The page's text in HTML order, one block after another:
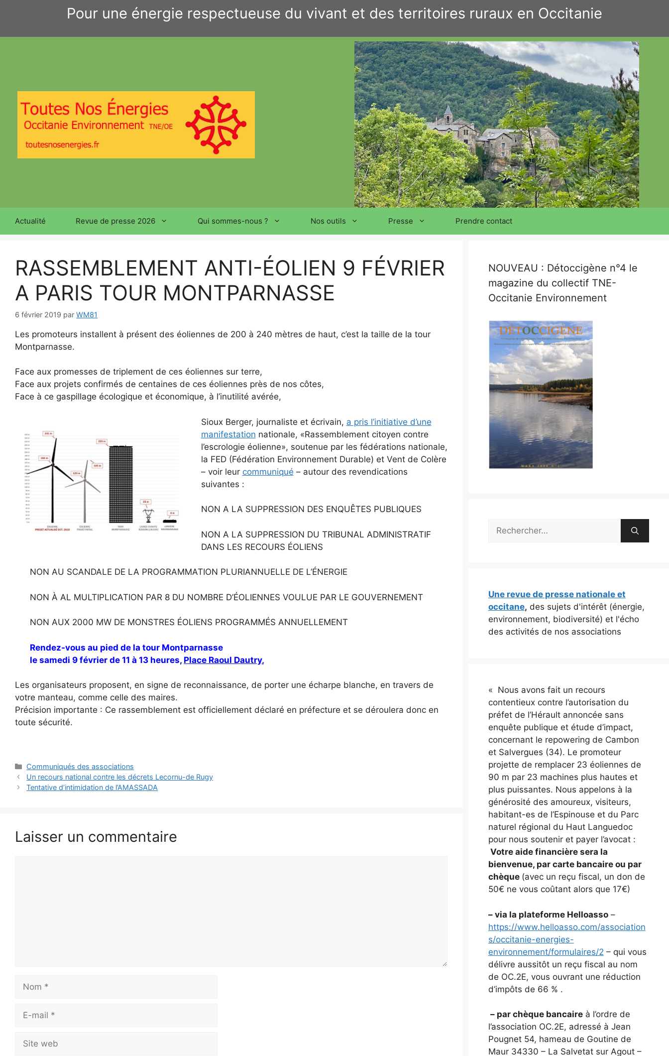
Pour une énergie respectueuse du vivant et des territoires ruraux en Occitanie
Actualité Revue de presse 2026 Qui sommes-nous ? Nos outils Presse Prendre contact
RASSEMBLEMENT ANTI-ÉOLIEN 9 FÉVRIER
A PARIS TOUR MONTPARNASSE
6 février 2019 par WM81
Les promoteurs installent à présent des éoliennes de 200 à 240 mètres de haut, c’est la taille de la tour
Montparnasse.
Face aux promesses de triplement de ces éoliennes sur terre,
Face aux projets confirmés de centaines de ces éoliennes près de nos côtes,
Face à ce gaspillage écologique et économique, à l’inutilité avérée,
Sioux Berger, journaliste et écrivain, a pris l’initiative d’une
manifestation nationale, «Rassemblement citoyen contre
l’escrologie éolienne», soutenue par les fédérations nationale,
la FED (Fédération Environnement Durable) et Vent de Colère
– voir leur communiqué – autour des revendications
suivantes :
NON A LA SUPPRESSION DES ENQUÊTES PUBLIQUES
NON A LA SUPPRESSION DU TRIBUNAL ADMINISTRATIF
DANS LES RECOURS ÉOLIENS
NON AU SCANDALE DE LA PROGRAMMATION PLURIANNUELLE DE L’ÉNERGIE
NON À AL MULTIPLICATION PAR 8 DU NOMBRE D’ÉOLIENNES VOULUE PAR LE GOUVERNEMENT
NON AUX 2000 MW DE MONSTRES ÉOLIENS PROGRAMMÉS ANNUELLEMENT
Rendez-vous au pied de la tour Montparnasse
le samedi 9 février de 11 à 13 heures, Place Raoul Dautry,
Les organisateurs proposent, en signe de reconnaissance, de porter une écharpe blanche, en travers de
votre manteau, comme celle des maires.
Précision importante : Ce rassemblement est officiellement déclaré en préfecture et se déroulera donc en
toute sécurité.
Catégories
Communiqués des associations
Un recours national contre les décrets Lecornu-de Rugy
Tentative d’intimidation de l’AMASSADA
Laisser un commentaire
mail
web
NOUVEAU : Détoccigène n°4 le
magazine du collectif TNE-
Occitanie Environnement
Rechercher :
Une revue de presse nationale et
occitane, des sujets d'intérêt (énergie,
environnement, biodiversité) et l'écho
des activités de nos associations
« Nous avons fait un recours
contentieux contre l’autorisation du
préfet de l’Hérault annoncée sans
enquête publique et étude d’impact,
concernant le repowering de Cambon
et Salvergues (34). Le promoteur
projette de remplacer 23 éoliennes de
90 m par 23 machines plus hautes et
plus puissantes. Nous appelons à la
générosité des amoureux, visiteurs,
habitant-es de l’Espinouse et du Parc
naturel régional du Haut Languedoc
pour nous soutenir et payer l’avocat :
Votre aide financière sera la
bienvenue, par carte bancaire ou par
chèque (avec un reçu fiscal, un don de
50€ ne vous coûtant alors que 17€)
– via la plateforme Helloasso–
https://www.helloasso.com/association
s/occitanie-energies-
environnement/formulaires/2 – qui vous
délivre aussitôt un reçu fiscal au nom
de OC.2E, vous ouvrant une réduction
d’impôts de 66 % .
– par chèque bancaireà l’ordre de
l’association OC.2E, adressé à Jean
Pougnet 54, hameau de Goutine de
Maur 34330 – La Salvetat sur Agout –